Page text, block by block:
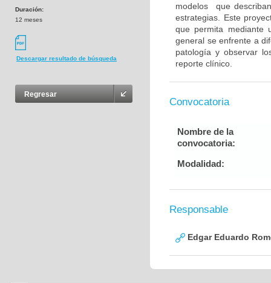
Duración:
12 meses
Descargar resultado de búsqueda
Regresar
modelos que
estrategias. Este
que permita mediante
general se enfrente a
patología y observar
reporte clínico.
Convocatoria
Nombre de la
convocatoria:
Modalidad:
Responsable
Edgar Eduardo